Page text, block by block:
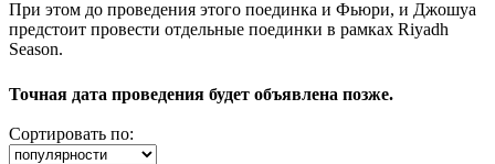
При этом до проведения этого поединка и Фьюри, и Джошуа
предстоит провести отдельные поединки в рамках Riyadh
Season.
Точная дата проведения будет объявлена позже.
Сортировать по: